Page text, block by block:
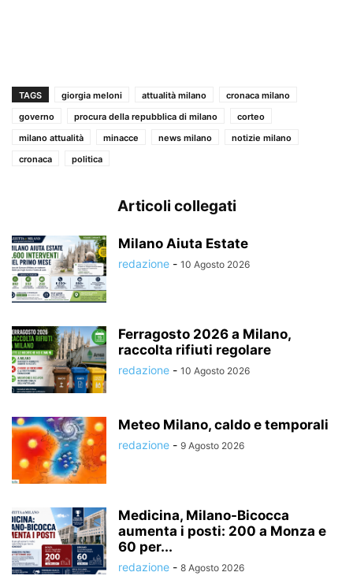
TAGS giorgia meloni attualità milano
cronaca milano
governo
procura della repubblica di milano
corteo
milano attualità
minacce news milano
notizie milano
cronaca
politica
Articoli collegati
Milano Aiuta Estate
redazione - 10 Agosto 2026
Ferragosto 2026 a Milano,
raccolta rifiuti regolare
redazione - 10 Agosto 2026
Meteo Milano, caldo e temporali
redazione - 9 Agosto 2026
Medicina, Milano-Bicocca
aumenta i posti: 200 a Monza e
60 per...
redazione - 8 Agosto 2026